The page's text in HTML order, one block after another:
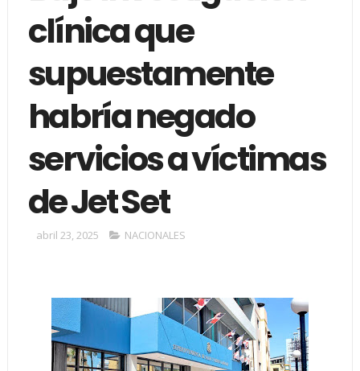
clínica que
supuestamente
habría negado
servicios a víctimas
de Jet Set
abril 23, 2025 NACIONALES